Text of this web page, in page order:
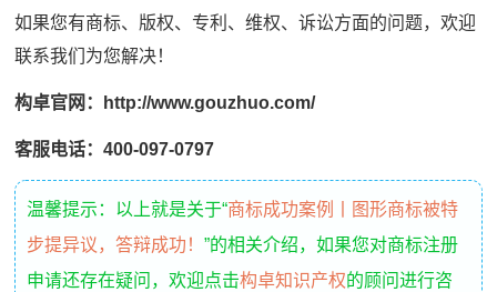
如果您有商标、版权、专利、维权、诉讼方面的问题，欢迎
联系我们为您解决！
构卓官网：http://www.gouzhuo.com/
客服电话：400-097-0797
温馨提示：以上就是关于“商标成功案例丨图形商标被特
步提异议，答辩成功！”的相关介绍，如果您对商标注册
申请还存在疑问，欢迎点击构卓知识产权的顾问进行咨